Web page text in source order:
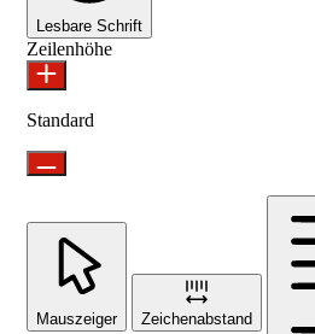
Lesbare Schrift
Zeilenhöhe
Standard
Mauszeiger Zeichenabstand